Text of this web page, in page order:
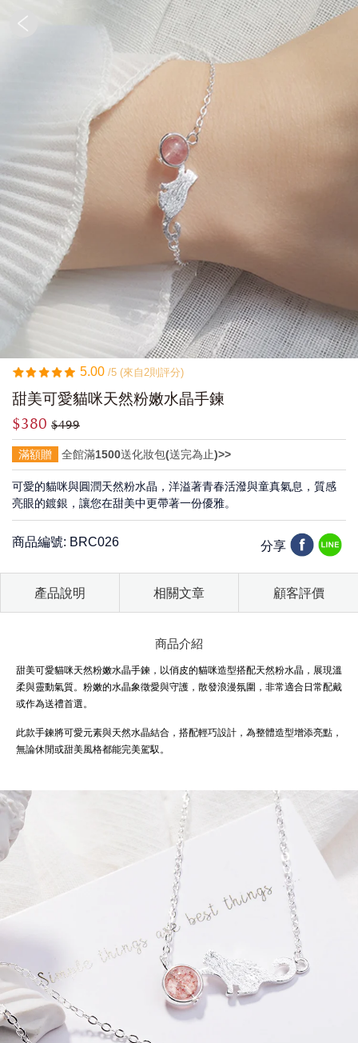
5.00 /5 (來自2則評分)
甜美可愛貓咪天然粉嫩水晶手鍊
$380 $499
滿額贈 全館滿1500送化妝包(送完為止)>>
可愛的貓咪與圓潤天然粉水晶，洋溢著青春活潑與童真氣息，質感
亮眼的鍍銀，讓您在甜美中更帶著一份優雅。
商品編號: BRC026 分享
產品說明 相關文章 顧客評價
商品介紹
甜美可愛貓咪天然粉嫩水晶手鍊，以俏皮的貓咪造型搭配天然粉水晶，展現溫
柔與靈動氣質。粉嫩的水晶象徵愛與守護，散發浪漫氛圍，非常適合日常配戴
或作為送禮首選。
此款手鍊將可愛元素與天然水晶結合，搭配輕巧設計，為整體造型增添亮點，
無論休閒或甜美風格都能完美駕馭。